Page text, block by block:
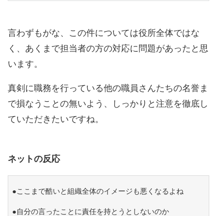
言わずもがな、この件については役所全体ではな
く、あくまで担当者の方の対応に問題があったと思
います。
真剣に職務を行っている他の職員さんたちの名誉ま
で損なうことの無いよう、しっかりと注意を徹底し
ていただきたいですね。
ネットの反応
●ここまで酷いと組織全体のイメージも悪くなるよね
●自分の言ったことに責任を持とうとしないのか